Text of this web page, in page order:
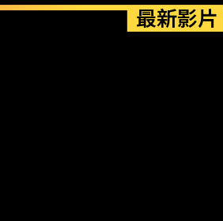
最新影片